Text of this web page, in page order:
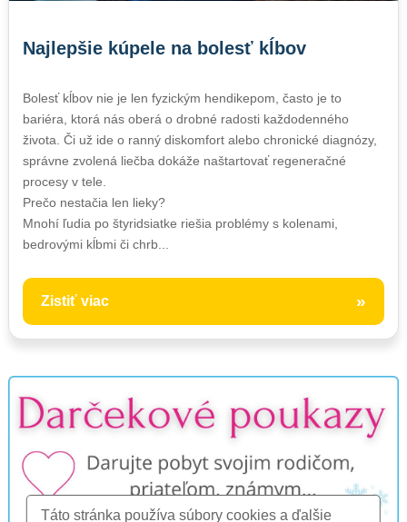
Táto stránka používa súbory cookies a ďalšie
Najlepšie kúpele na bolesť kĺbov
Bolesť kĺbov nie je len fyzickým hendikepom, často je to
bariéra, ktorá nás oberá o drobné radosti každodenného
života. Či už ide o ranný diskomfort alebo chronické diagnózy,
správne zvolená liečba dokáže naštartovať regeneračné
procesy v tele.
Prečo nestačia len lieky?
Mnohí ľudia po štyridsiatke riešia problémy s kolenami,
bedrovými kĺbmi či chrb...
Zistiť viac »